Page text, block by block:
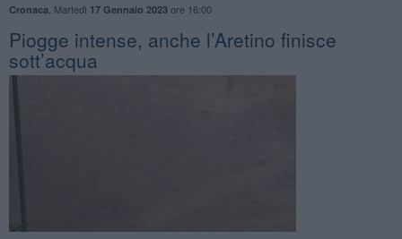
Cronaca Martedì 17 Gennaio 2023ore 16:00
Piogge intense, anche l’Aretino finisce
sott’acqua